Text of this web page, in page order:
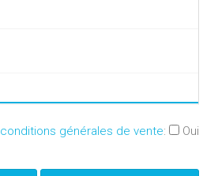
conditions générales de vente: Oui